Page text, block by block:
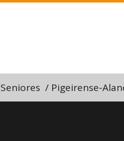
Seniores / Pigeirense-